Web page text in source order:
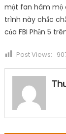
một fan hâm mộ
trình này chắc
của FBI Phần 5
Post Views: